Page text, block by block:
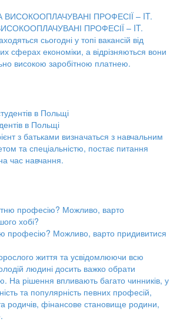
ПРОФЕСІЇ – IT.
сьогодні у топі вакансій від
сферах економіки, а відрізняються вони
високою заробітною платнею.
в Польщі
з батьками визначаться з навчальним
та спеціальністю, постає питання
час навчання.
професію? Можливо, варто придивитися
життя та усвідомлюючи всю
людині досить важко обрати
На рішення впливають багато чинників, у
та популярність певних професій,
родичів, фінансове становище родини,